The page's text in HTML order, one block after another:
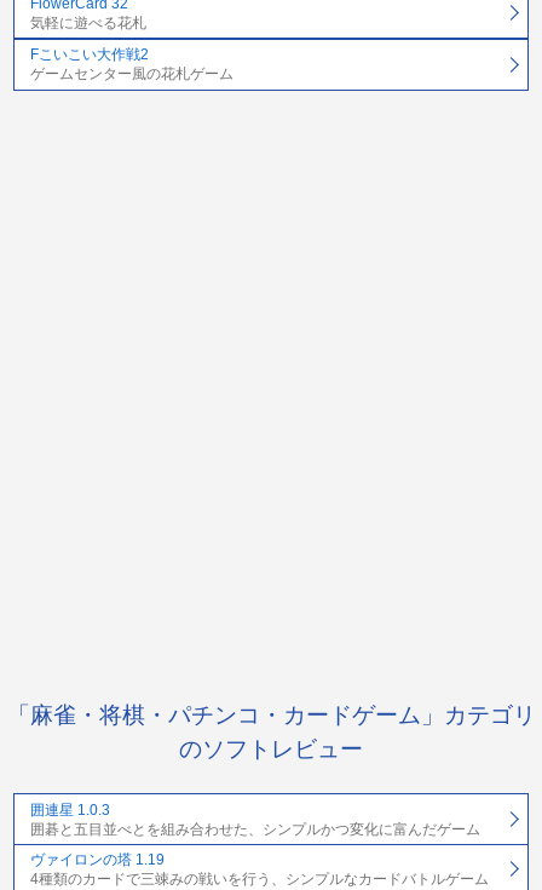
FlowerCard 32
気軽に遊べる花札
Fこいこい大作戦2
ゲームセンター風の花札ゲーム
「麻雀・将棋・パチンコ・カードゲーム」カテゴリ
のソフトレビュー
囲連星 1.0.3
囲碁と五目並べとを組み合わせた、シンプルかつ変化に富んだゲーム
ヴァイロンの塔 1.19
4種類のカードで三竦みの戦いを行う、シンプルなカードバトルゲーム